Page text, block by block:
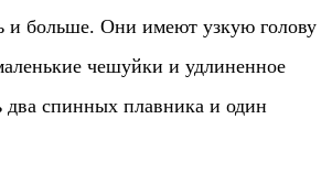
и больше. Они имеют узкую голову
чешуйки и удлиненное
спинных плавника и один